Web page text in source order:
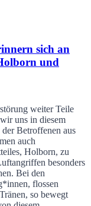
sich an
und
weiter Teile
uns in diesem
Betroffenen aus
auch
Holborn, zu
besonders
Bei den
flossen
so bewegt